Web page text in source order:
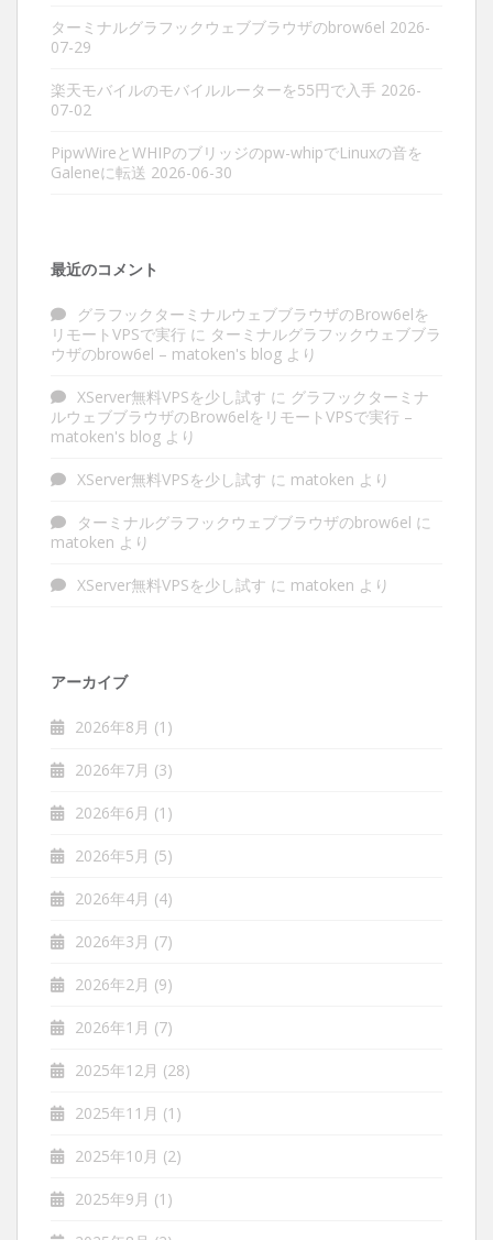
ターミナルグラフックウェブブラウザのbrow6el 2026-
07-29
楽天モバイルのモバイルルーターを55円で入手 2026-
07-02
PipwWireとWHIPのブリッジのpw-whipでLinuxの音を
Galeneに転送 2026-06-30
最近のコメント
グラフックターミナルウェブブラウザのBrow6elを
リモートVPSで実行 に ターミナルグラフックウェブブラ
ウザのbrow6el – matoken's blog より
XServer無料VPSを少し試す に グラフックターミナ
ルウェブブラウザのBrow6elをリモートVPSで実行 –
matoken's blog より
XServer無料VPSを少し試す に matoken より
ターミナルグラフックウェブブラウザのbrow6el に
matoken より
XServer無料VPSを少し試す に matoken より
アーカイブ
2026年8月 (1)
2026年7月 (3)
2026年6月 (1)
2026年5月 (5)
2026年4月 (4)
2026年3月 (7)
2026年2月 (9)
2026年1月 (7)
2025年12月 (28)
2025年11月 (1)
2025年10月 (2)
2025年9月 (1)